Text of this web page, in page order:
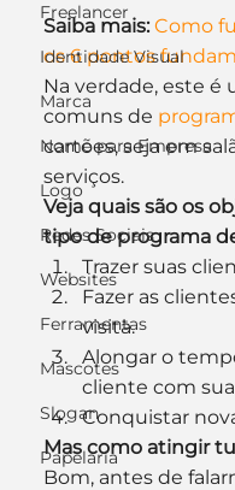
Freelancer
Identidade Visual
Marca
Nome para Empresa
Logo
Redes Sociais
Websites
Ferramentas
Mascotes
Slogan
Papelaria
Saiba mais: Como
os 6 pontos
Na verdade, este é
comuns de
cartões, seja em
serviços.
Veja quais são os
tipo de programa
Trazer suas
Fazer as
visita.
Alongar o
cliente com
Conquistar
Mas como atingir
Bom, antes de